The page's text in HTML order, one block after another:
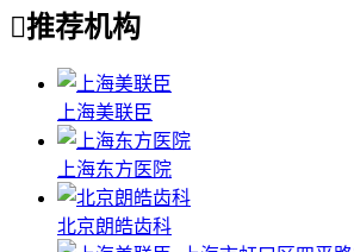
推荐机构
上海美联臣
上海东方医院
北京朗皓齿科